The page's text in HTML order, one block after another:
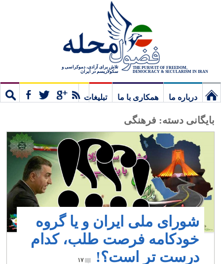
THE PURSUIT OF FREEDOM,
DEMOCRACY & SECULARISM IN IRAN
تلاش برای آزادی، دموکراسی و
سکولاریسم در ایران
درباره ما همکاری با ما
تبلیغات
بایگانی دسته: فرهنگی
شورای ملی ایران و یا گروه
خودکامه فرصت طلب، کدام
درست تر است؟!
۱۷